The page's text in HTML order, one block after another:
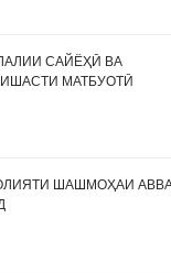
САЙЁҲӢ ВА
МАТБУОТӢ
ШАШМОҲАИ